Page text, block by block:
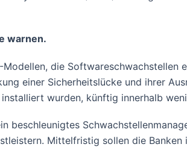
warnen.
die
einer Sicherheitslücke und ihrer
wurden, künftig innerhalb
beschleunigtes
Mittelfristig sollen die